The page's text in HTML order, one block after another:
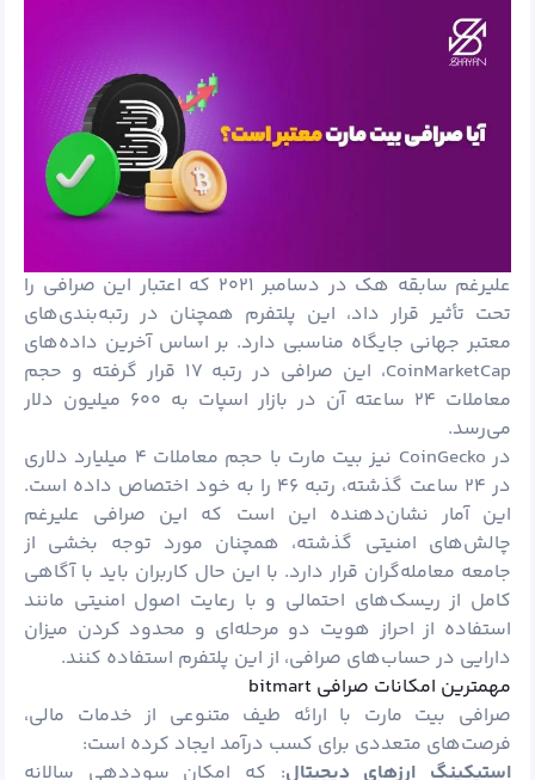
علیرغم سابقه هک در دسامبر ۲۰۲۱ که اعتبار این صرافی را
تحت تأثیر قرار داد، این پلتفرم همچنان در رتبه‌بندی‌های
معتبر جهانی جایگاه مناسبی دارد. بر اساس آخرین داده‌های
CoinMarketCap، این صرافی در رتبه ۱۷ قرار گرفته و حجم
معاملات ۲۴ ساعته آن در بازار اسپات به ۶۰۰ میلیون دلار
می‌رسد.
در CoinGecko نیز بیت مارت با حجم معاملات ۴ میلیارد دلاری
در ۲۴ ساعت گذشته، رتبه ۴۶ را به خود اختصاص داده است.
این آمار نشان‌دهنده این است که این صرافی علیرغم
چالش‌های امنیتی گذشته، همچنان مورد توجه بخشی از
جامعه معامله‌گران قرار دارد. با این حال کاربران باید با آگاهی
کامل از ریسک‌های احتمالی و با رعایت اصول امنیتی مانند
استفاده از احراز هویت دو مرحله‌ای و محدود کردن میزان
دارایی در حساب‌های صرافی، از این پلتفرم استفاده کنند.
مهمترین امکانات صرافی bitmart
صرافی بیت مارت با ارائه طیف متنوعی از خدمات مالی،
فرصت‌های متعددی برای کسب درآمد ایجاد کرده است:
استیکینگ ارزهای دیجیتال: که امکان سوددهی سالانه